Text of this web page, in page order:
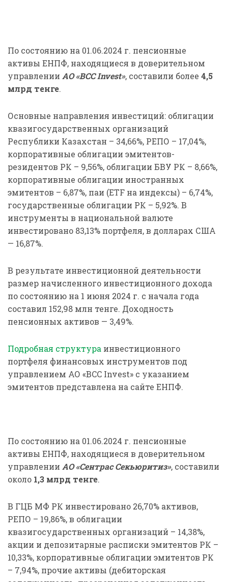
По состоянию на 01.06.2024 г. пенсионные
активы ЕНПФ, находящиеся в доверительном
управлении АО «BCC Invest», составили более 4,5
млрд тенге.
Основные направления инвестиций: облигации
квазигосударственных организаций
Республики Казахстан – 34,66%, РЕПО – 17,04%,
корпоративные облигации эмитентов-
резидентов РК – 9,56%, облигации БВУ РК – 8,66%,
корпоративные облигации иностранных
эмитентов – 6,87%, паи (ETF на индексы) – 6,74%,
государственные облигации РК – 5,92%. В
инструменты в национальной валюте
инвестировано 83,13% портфеля, в долларах США
— 16,87%.
В результате инвестиционной деятельности
размер начисленного инвестиционного дохода
по состоянию на 1 июня 2024 г. с начала года
составил 152,98 млн тенге. Доходность
пенсионных активов — 3,49%.
Подробная структура инвестиционного
портфеля финансовых инструментов под
управлением АО «BCC Invest» с указанием
эмитентов представлена на сайте ЕНПФ.
По состоянию на 01.06.2024 г. пенсионные
активы ЕНПФ, находящиеся в доверительном
управлении АО «Сентрас Секьюритиз», составили
около 1,3 млрд тенге.
В ГЦБ МФ РК инвестировано 26,70% активов,
РЕПО – 19,86%, в облигации
квазигосударственных организаций – 14,38%,
акции и депозитарные расписки эмитентов РК –
10,33%, корпоративные облигации эмитентов РК
– 7,94%, прочие активы (дебиторская